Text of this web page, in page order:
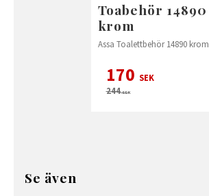
Toabehör 14890
krom
Assa Toalettbehör 14890 krom
170 SEK
244SEK
Se även